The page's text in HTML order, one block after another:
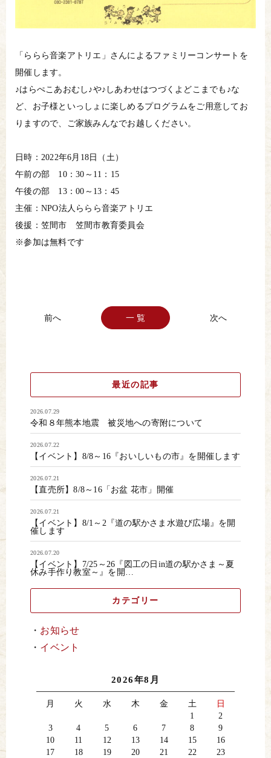
「ららら音楽アトリエ」さんによるファミリーコンサートを
開催します。
♪はらぺこあおむし♪や♪しあわせはつづくよどこまでも♪な
ど、お子様といっしょに楽しめるプログラムをご用意してお
りますので、ご家族みんなでお越しください。
日時：2022年6月18日（土）
午前の部 10：30～11：15
午後の部 13：00～13：45
主催：NPO法人ららら音楽アトリエ
後援：笠間市 笠間市教育委員会
※参加は無料です
一 覧
最近の記事
2026.07.29
令和８年熊本地震 被災地への寄附について
2026.07.22
【イベント】8/8～16『おいしいもの市』を開催します
2026.07.21
【直売所】8/8～16「お盆 花市」開催
2026.07.21
【イベント】8/1～2『道の駅かさま水遊び広場』を開
催します
2026.07.20
【イベント】7/25～26『図工の日in道の駅かさま～夏
休み手作り教室～』を開…
カテゴリー
お知らせ
イベント
2026年8月
月 火 水 木 金 土
日
1
2
3
4 5 6 7 8
9
10
11 12 13 14 15
16
17
18 19 20 21 22
23